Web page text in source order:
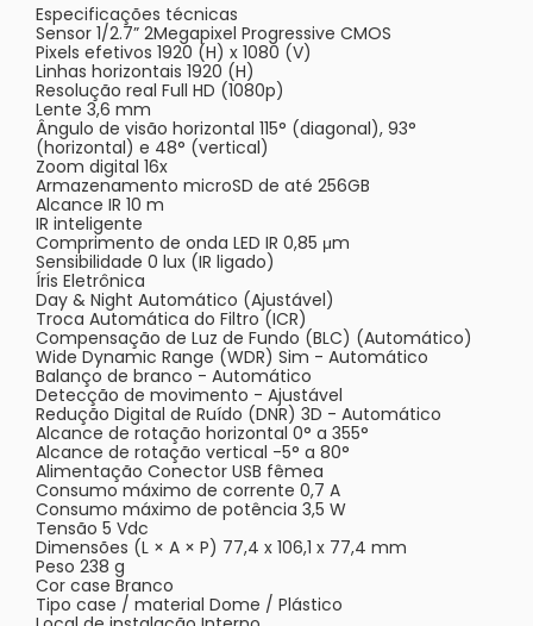
Especificações técnicas
Sensor 1/2.7” 2Megapixel Progressive CMOS
Pixels efetivos 1920 (H) x 1080 (V)
Linhas horizontais 1920 (H)
Resolução real Full HD (1080p)
Lente 3,6 mm
Ângulo de visão horizontal 115° (diagonal), 93°
(horizontal) e 48° (vertical)
Zoom digital 16x
Armazenamento microSD de até 256GB
Alcance IR 10 m
IR inteligente
Comprimento de onda LED IR 0,85 μm
Sensibilidade 0 lux (IR ligado)
Íris Eletrônica
Day & Night Automático (Ajustável)
Troca Automática do Filtro (ICR)
Compensação de Luz de Fundo (BLC) (Automático)
Wide Dynamic Range (WDR) Sim - Automático
Balanço de branco - Automático
Detecção de movimento - Ajustável
Redução Digital de Ruído (DNR) 3D - Automático
Alcance de rotação horizontal 0° a 355°
Alcance de rotação vertical -5° a 80°
Alimentação Conector USB fêmea
Consumo máximo de corrente 0,7 A
Consumo máximo de potência 3,5 W
Tensão 5 Vdc
Dimensões (L × A × P) 77,4 x 106,1 x 77,4 mm
Peso 238 g
Cor case Branco
Tipo case / material Dome / Plástico